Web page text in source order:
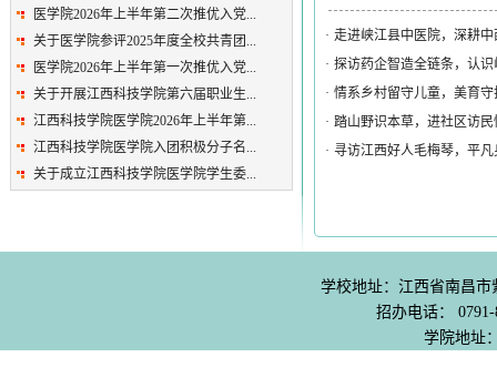
医学院2026年上半年第二次推优入党...
关于医学院参评2025年度全校共青团...
医学院2026年上半年第一次推优入党...
关于开展江西科技学院第六届职业生...
江西科技学院医学院2026年上半年第...
江西科技学院医学院入团积极分子名...
关于成立江西科技学院医学院学生委...
· 走进峡江县中医院，深耕
· 探访药企智造全链条，认
· 情系乡村留守儿童，美育
· 踏山野识本草，进社区访民
· 寻访江西好人毛梅琴，平
学校地址：江西省南昌
招办电话：
学院地址